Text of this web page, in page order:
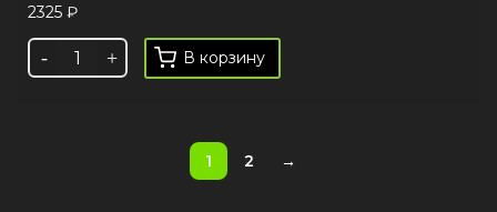
2325 ₽
В корзину
1 2 →